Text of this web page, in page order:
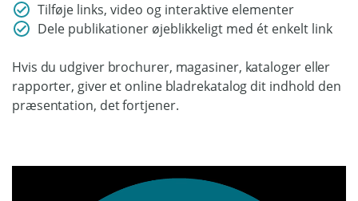
Tilføje links, video og interaktive elementer
Dele publikationer øjeblikkeligt med ét enkelt link
Hvis du udgiver brochurer, magasiner, kataloger eller
rapporter, giver et online bladrekatalog dit indhold den
præsentation, det fortjener.